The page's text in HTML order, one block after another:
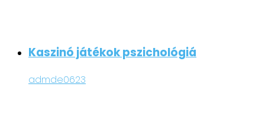
Kaszinó játékok pszichológiá
admde0623